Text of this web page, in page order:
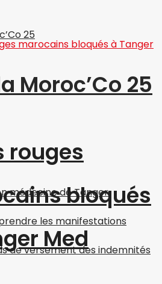
Moroc’Co 25
rouges
bloqués
Med